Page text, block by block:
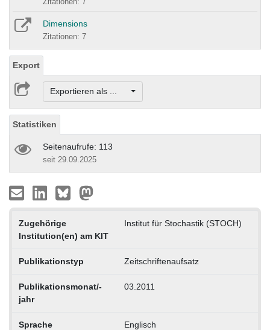
Dimensions
Zitationen: 7
Export
Exportieren als ...
Statistiken
Seitenaufrufe: 113
seit 29.09.2025
Zugehörige
Institution(en) am KIT
Institut für Stochastik (STOCH)
Publikationstyp Zeitschriftenaufsatz
Publikationsmonat/-
jahr
03.2011
Sprache Englisch